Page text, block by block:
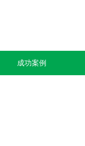
成功案例